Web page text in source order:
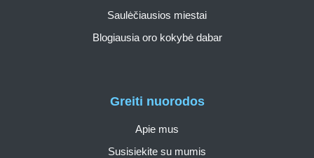
Greiti nuorodos
Apie mus
Susisiekite su mumis
Saulėčiausios miestai
Blogiausia oro kokybė dabar